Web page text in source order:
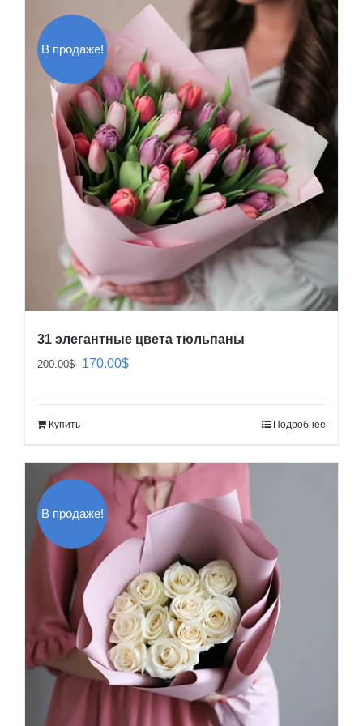
В продаже!
31 элегантные цвета тюльпаны
200.00$
Первоначальная
170.00$Текущая
Купить Подробнее
В продаже!